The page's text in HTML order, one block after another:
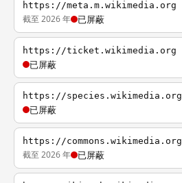
https://meta.m.wikimedia.org
截至 2026 年 已屏蔽
https://ticket.wikimedia.org
已屏蔽
https://species.wikimedia.org
已屏蔽
https://commons.wikimedia.org
截至 2026 年 已屏蔽